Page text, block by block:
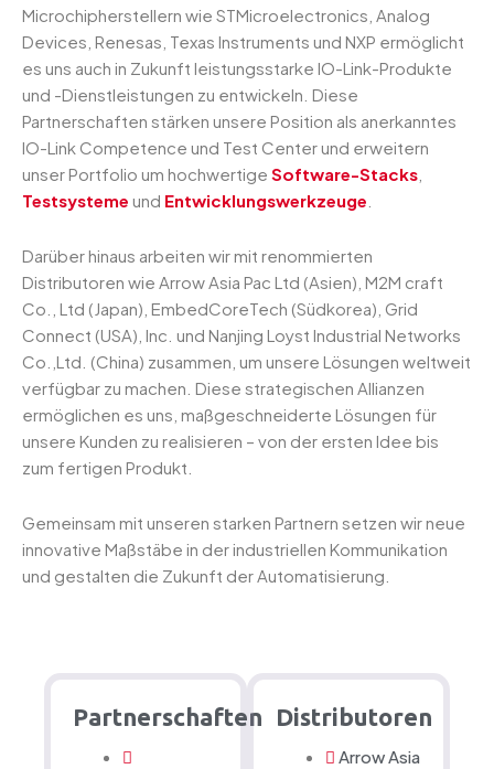
Microchipherstellern wie STMicroelectronics, Analog
Devices, Renesas, Texas Instruments und NXP ermöglicht
es uns auch in Zukunft leistungsstarke IO-Link-Produkte
und -Dienstleistungen zu entwickeln. Diese
Partnerschaften stärken unsere Position als anerkanntes
IO-Link Competence und Test Center und erweitern
unser Portfolio um hochwertige Software-Stacks
Testsysteme und Entwicklungswerkzeuge
Darüber hinaus arbeiten wir mit renommierten
Distributoren wie Arrow Asia Pac Ltd (Asien), M2M craft
Co., Ltd (Japan), EmbedCoreTech (Südkorea), Grid
Connect (USA), Inc. und Nanjing Loyst Industrial Networks
Co.,Ltd. (China) zusammen, um unsere Lösungen weltweit
verfügbar zu machen. Diese strategischen Allianzen
ermöglichen es uns, maßgeschneiderte Lösungen für
unsere Kunden zu realisieren – von der ersten Idee bis
zum fertigen Produkt.
Gemeinsam mit unseren starken Partnern setzen wir neue
innovative Maßstäbe in der industriellen Kommunikation
und gestalten die Zukunft der Automatisierung.
Partnerschaften Distributoren
Arrow Asia